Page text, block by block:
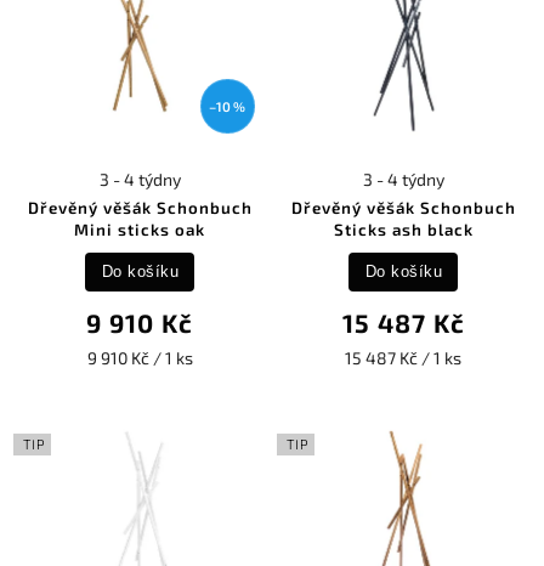
přírodní
tmavě šedá(antracite)
světle šedá(light grey)
růžovo zlatý nástřik
tmavě mosazné provedení
zlatavá 3
kartáčované aluminium
lak lesk bílý
lak lesk červený
–10 %
Dřevěný věšák Schonbuch
Mini sticks oak
3 - 4 týdny
9 910 Kč
9 910 Kč / 1 ks
Do košíku
Dřevěný věšák Schonbuch
Sticks ash black
3 - 4 týdny
15 487 Kč
15 487 Kč / 1 ks
Do košíku
TIP TIP